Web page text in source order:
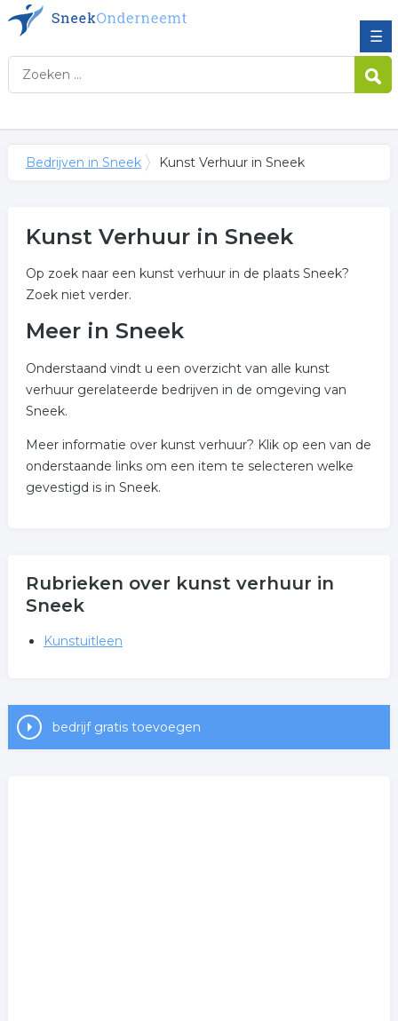
☰
Bedrijven in Sneek Kunst Verhuur in Sneek
Kunst Verhuur in Sneek
Op zoek naar een kunst verhuur in de plaats Sneek?
Zoek niet verder.
Meer in Sneek
Onderstaand vindt u een overzicht van alle kunst
verhuur gerelateerde bedrijven in de omgeving van
Sneek.
Meer informatie over kunst verhuur? Klik op een van de
onderstaande links om een item te selecteren welke
gevestigd is in Sneek.
Rubrieken over kunst verhuur in
Sneek
Kunstuitleen
bedrijf gratis toevoegen